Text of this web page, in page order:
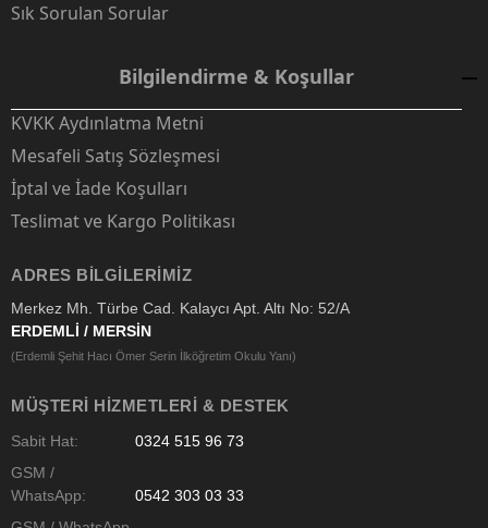
Sık Sorulan Sorular
Bilgilendirme & Koşullar
KVKK Aydınlatma Metni
Mesafeli Satış Sözleşmesi
İptal ve İade Koşulları
Teslimat ve Kargo Politikası
ADRES BILGILERIMIZ
Merkez Mh. Türbe Cad. Kalaycı Apt. Altı No: 52/A
ERDEMLİ / MERSİN
(Erdemli Şehit Hacı Ömer Serin İlköğretim Okulu Yanı)
MÜŞTERI HIZMETLERI & DESTEK
Sabit Hat:
0324 515 96 73
GSM /
WhatsApp:
0542 303 03 33